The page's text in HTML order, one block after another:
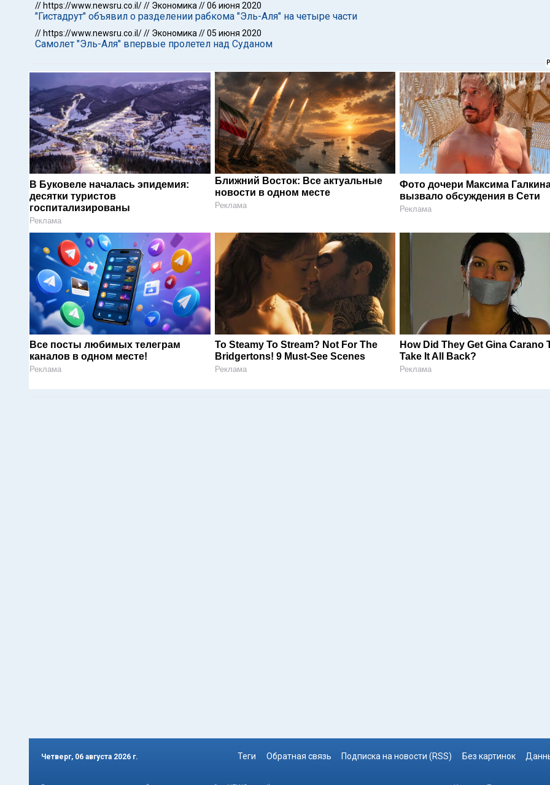
// https://www.newsru.co.il/// Экономика //06 июня 2020
"Гистадрут" объявил о разделении рабкома "Эль-Аля" на четыре части
// https://www.newsru.co.il/// Экономика //05 июня 2020
Самолет "Эль-Аля" впервые пролетел над Суданом
В Буковеле началась эпидемия:
десятки туристов
госпитализированы
Реклама
Ближний Восток: Все актуальные
новости в одном месте
Реклама
Фото дочери Максима
вызвало обсуждения в Сети
Реклама
Все посты любимых телеграм
каналов в одном месте!
Реклама
To Steamy To Stream? Not For The
Bridgertons! 9 Must-See Scenes
Реклама
How Did They Get Gina Carano
Take It All Back?
Реклама
Четверг, 06 августа 2026 г. Теги Обратная связь Подписка на новости (RSS) Без картинок